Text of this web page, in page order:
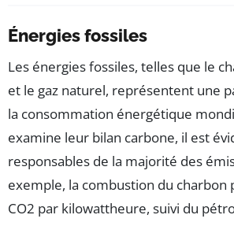
Énergies fossiles
Les énergies fossiles, telles que le
et le gaz naturel, représentent une
la consommation énergétique
examine leur bilan carbone, il est
responsables de la majorité des
exemple, la combustion du charbon
CO2 par kilowattheure, suivi du